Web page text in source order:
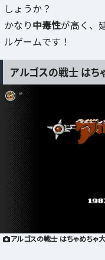
しょうか？
かなり中毒性が高く、
ルゲームです！
アルゴスの戦士 はち
アルゴスの戦士 はちゃめちゃ